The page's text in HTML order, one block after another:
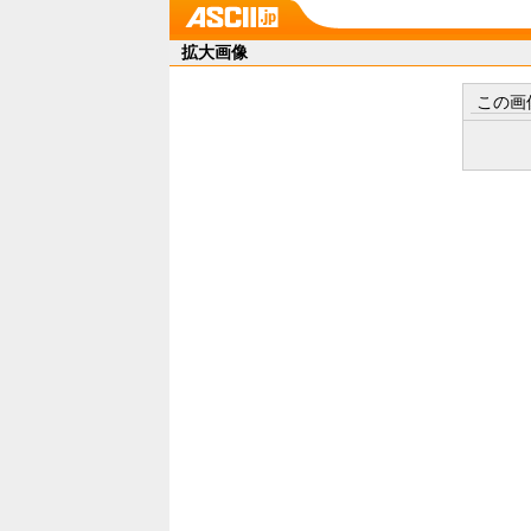
拡大画像
この